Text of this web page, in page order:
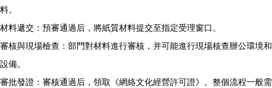
料。
材料遞交：預審通過后，將紙質材料提交至指定受理窗口。
審核與現場檢查：部門對材料進行審核，并可能進行現場核查辦公環境和
設備。
審批發證：審核通過后，領取《網絡文化經營許可證》。整個流程一般需